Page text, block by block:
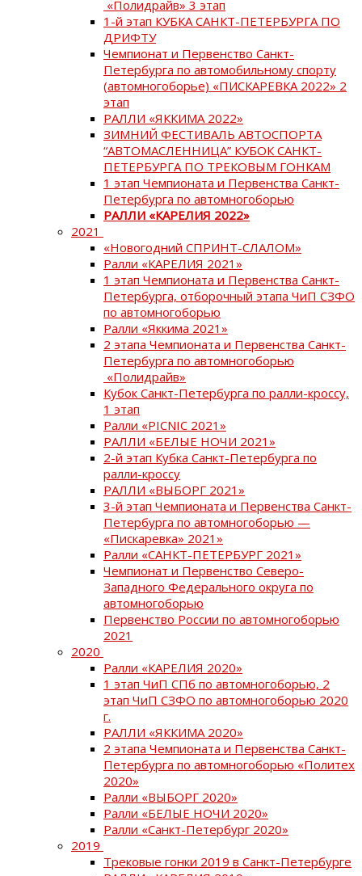
«Полидрайв» 3 этап
1-й этап КУБКА САНКТ-ПЕТЕРБУРГА ПО
ДРИФТУ
Чемпионат и Первенство Санкт-
Петербурга по автомобильному спорту
(автомногоборье) «ПИСКАРЕВКА 2022» 2
этап
РАЛЛИ «ЯККИМА 2022»
ЗИМНИЙ ФЕСТИВАЛЬ АВТОСПОРТА
“АВТОМАСЛЕННИЦА” КУБОК САНКТ-
ПЕТЕРБУРГА ПО ТРЕКОВЫМ ГОНКАМ
1 этап Чемпионата и Первенства Санкт-
Петербурга по автомногоборью
РАЛЛИ «КАРЕЛИЯ 2022»
2021
«Новогодний СПРИНТ-СЛАЛОМ»
Ралли «КАРЕЛИЯ 2021»
1 этап Чемпионата и Первенства Санкт-
Петербурга, отборочный этапа ЧиП СЗФО
по автомногоборью
Ралли «Яккима 2021»
2 этапа Чемпионата и Первенства Санкт-
Петербурга по автомногоборью
«Полидрайв»
Кубок Санкт-Петербурга по ралли-кроссу,
1 этап
Ралли «PICNIC 2021»
РАЛЛИ «БЕЛЫЕ НОЧИ 2021»
2-й этап Кубка Санкт-Петербурга по
ралли-кроссу
РАЛЛИ «ВЫБОРГ 2021»
3-й этап Чемпионата и Первенства Санкт-
Петербурга по автомногоборью —
«Пискаревка» 2021»
Ралли «САНКТ-ПЕТЕРБУРГ 2021»
Чемпионат и Первенство Северо-
Западного Федерального округа по
автомногоборью
Первенство России по автомногоборью
2021
2020
Ралли «КАРЕЛИЯ 2020»
1 этап ЧиП СПб по автомногоборью, 2
этап ЧиП СЗФО по автомногоборью 2020
г.
РАЛЛИ «ЯККИМА 2020»
2 этапа Чемпионата и Первенства Санкт-
Петербурга по автомногоборью «Политех
2020»
Ралли «ВЫБОРГ 2020»
Ралли «БЕЛЫЕ НОЧИ 2020»
Ралли «Санкт-Петербург 2020»
2019
Трековые гонки 2019 в Санкт-Петербурге